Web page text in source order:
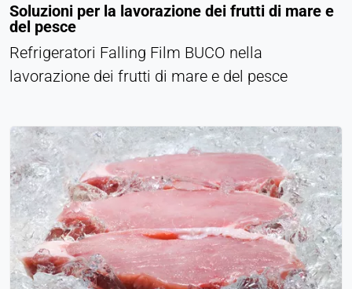
Soluzioni per la lavorazione dei frutti di mare e
del pesce
Refrigeratori Falling Film BUCO nella
lavorazione dei frutti di mare e del pesce